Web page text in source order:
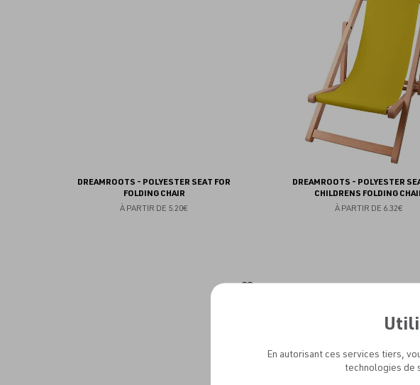
DREAMROOTS - POLYESTER SEAT FOR
FOLDING CHAIR
À PARTIR DE 5.20€
DREAMROOTS - POLYESTER
CHILDRENS FOLDING
À PARTIR DE 6.32€
Ajouter
En autorisant ces services tiers,
technologies de